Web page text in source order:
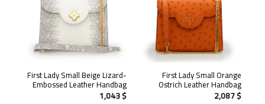
First Lady Small Orange
Ostrich Leather Handbag
2,087$
First Lady Small Beige Lizard-
Embossed Leather Handbag
1,043$